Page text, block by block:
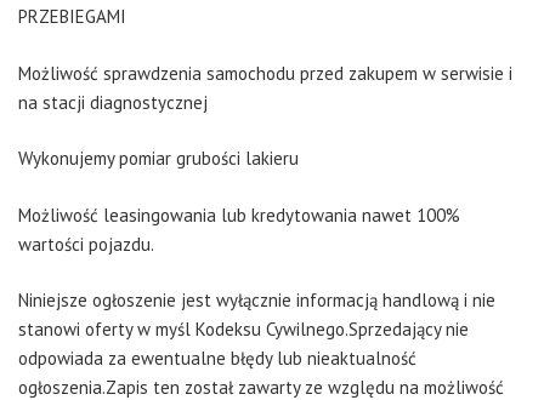
PRZEBIEGAMI
Możliwość sprawdzenia samochodu przed zakupem w serwisie i
na stacji diagnostycznej
Wykonujemy pomiar grubości lakieru
Możliwość leasingowania lub kredytowania nawet 100%
wartości pojazdu.
Niniejsze ogłoszenie jest wyłącznie informacją handlową i nie
stanowi oferty w myśl Kodeksu Cywilnego.Sprzedający nie
odpowiada za ewentualne błędy lub nieaktualność
ogłoszenia.Zapis ten został zawarty ze względu na możliwość